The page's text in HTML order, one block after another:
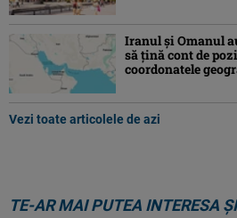
Iranul și Omanul
să țină cont de
coordonatele
Vezi toate articolele de azi
TE-AR MAI PUTEA INTERESA ȘI